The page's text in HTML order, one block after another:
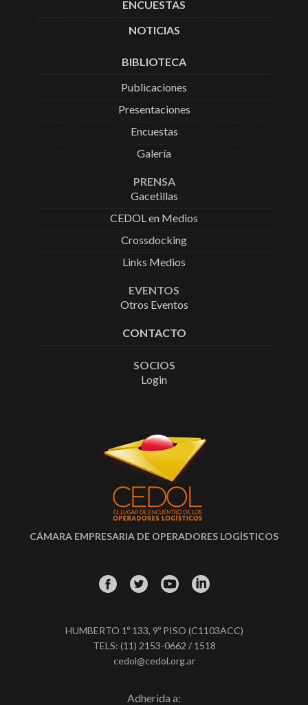
ENCUESTAS
NOTICIAS
BIBLIOTECA
Publicaciones
Presentaciones
Encuestas
Galería
PRENSA
Gacetillas
CEDOL en Medios
Crossdocking
Links Medios
EVENTOS
Otros Eventos
CONTACTO
SOCIOS
Login
CÁMARA EMPRESARIA DE OPERADORES LOGÍSTICOS
HUMBERTO 1º 133, 9º PISO (C1103ACC)
TELS: (11) 2153-0662 / 1518
cedol@cedol.org.ar
Adherida a: